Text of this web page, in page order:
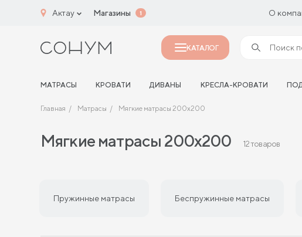
Актау Магазины 1 О
КАТАЛОГ
МАТРАСЫ КРОВАТИ ДИВАНЫ КРЕСЛА-КРОВАТИ
Главная Матрасы Мягкие матрасы 200х200
Мягкие матрасы 200х200 12 товаров
Пружинные матрасы Беспружинные матрасы